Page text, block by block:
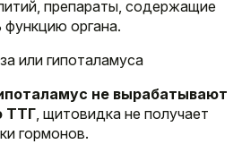
препараты, содержащие
органа.
или гипоталамуса
не вырабатывают
ТТГ, щитовидка не получает
гормонов.